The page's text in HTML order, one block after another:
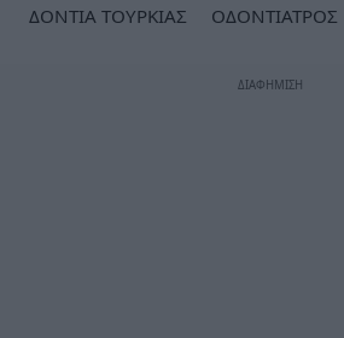
ΔΟΝΤΙΑ ΤΟΥΡΚΙΑΣ
ΟΔΟΝΤΙΑΤΡΟΣ